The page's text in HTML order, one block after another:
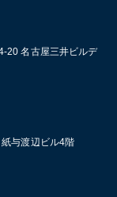
20 名古屋三井ビルデ
与渡辺ビル4階